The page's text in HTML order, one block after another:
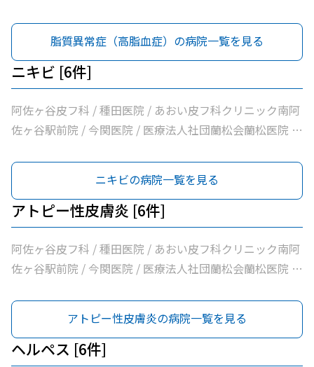
人社団昇陽会阿佐谷すずき診療所 / 長沼内科 / 医療法人社
団明笙会たけうち内科 / 医療法人社団成宗診療所 / 今関医
院 / 医療法人社団蘭松会蘭松医院 / 医療法人社団成東会松
浦整形外科内科 / シャレール荻窪前やすだクリニック
脂質異常症（高脂血症）の病院一覧を見る
ニキビ [6件]
阿佐ヶ谷皮フ科 / 種田医院 / あおい皮フ科クリニック南阿
佐ヶ谷駅前院 / 今関医院 / 医療法人社団蘭松会蘭松医院 /
ニキビの病院一覧を見る
アトピー性皮膚炎 [6件]
阿佐ヶ谷皮フ科 / 種田医院 / あおい皮フ科クリニック南阿
佐ヶ谷駅前院 / 今関医院 / 医療法人社団蘭松会蘭松医院 /
アトピー性皮膚炎の病院一覧を見る
ヘルペス [6件]